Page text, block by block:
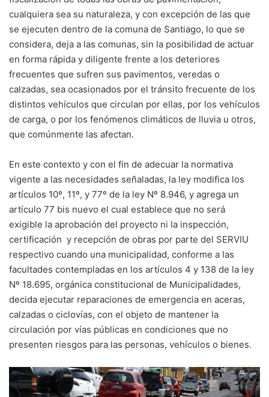
cualquiera sea su naturaleza, y con excepción de las que
se ejecuten dentro de la comuna de Santiago, lo que se
considera, deja a las comunas, sin la posibilidad de actuar
en forma rápida y diligente frente a los deteriores
frecuentes que sufren sus pavimentos, veredas o
calzadas, sea ocasionados por el tránsito frecuente de los
distintos vehículos que circulan por ellas, por los vehículos
de carga, o por los fenómenos climáticos de lluvia u otros,
que comúnmente las afectan.
En este contexto y con el fin de adecuar la normativa
vigente a las necesidades señaladas, la ley modifica los
artículos 10º, 11º, y 77º de la ley Nº 8.946, y agrega un
artículo 77 bis nuevo el cual establece que no será
exigible la aprobación del proyecto ni la inspección,
certificación y recepción de obras por parte del SERVIU
respectivo cuando una municipalidad, conforme a las
facultades contempladas en los artículos 4 y 138 de la ley
Nº 18.695, orgánica constitucional de Municipalidades,
decida ejecutar reparaciones de emergencia en aceras,
calzadas o ciclovías, con el objeto de mantener la
circulación por vías públicas en condiciones que no
presenten riesgos para las personas, vehículos o bienes.